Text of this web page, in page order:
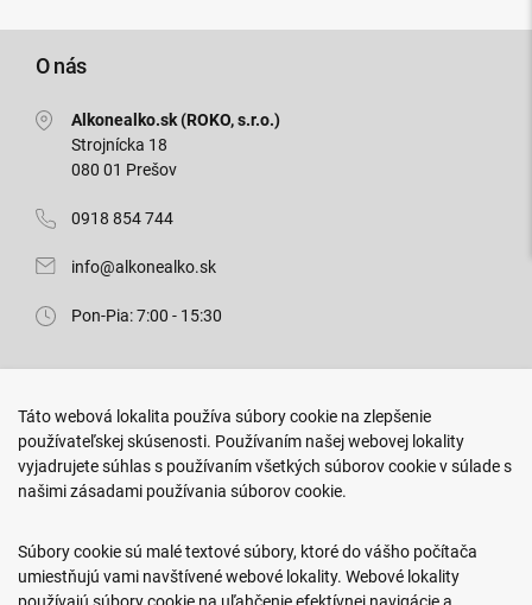
O nás
Alkonealko.sk (ROKO, s.r.o.)
Strojnícka 18
080 01 Prešov
0918 854 744
info@alkonealko.sk
Pon-Pia: 7:00 - 15:30
Arm. gen. Svobodu 23/A
080 01 Prešov
0917 466 578
sekcovpredajna@doroka.sk
Pon-Ned: 9:00 - 20:00
Táto webová lokalita používa súbory cookie na zlepšenie
používateľskej skúsenosti. Používaním našej webovej lokality
vyjadrujete súhlas s používaním všetkých súborov cookie v súlade s
našimi zásadami používania súborov cookie.
Súbory cookie sú malé textové súbory, ktoré do vášho počítača
umiestňujú vami navštívené webové lokality. Webové lokality
používajú súbory cookie na uľahčenie efektívnej navigácie a